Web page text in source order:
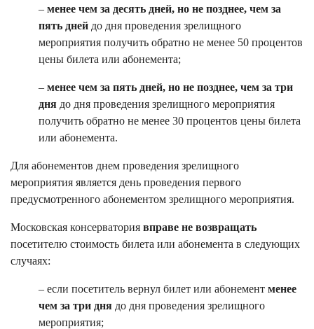
– менее чем за десять дней, но не позднее, чем за
пять дней до дня проведения зрелищного
мероприятия получить обратно не менее 50 процентов
цены билета или абонемента;
– менее чем за пять дней, но не позднее, чем за три
дня до дня проведения зрелищного мероприятия
получить обратно не менее 30 процентов цены билета
или абонемента.
Для абонементов днем проведения зрелищного
мероприятия является день проведения первого
предусмотренного абонементом зрелищного мероприятия.
Московская консерватория вправе не возвращать
посетителю стоимость билета или абонемента в следующих
случаях:
– если посетитель вернул билет или абонемент менее
чем за три дня до дня проведения зрелищного
мероприятия;